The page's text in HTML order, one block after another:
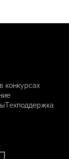
конкурсах
Техподдержка